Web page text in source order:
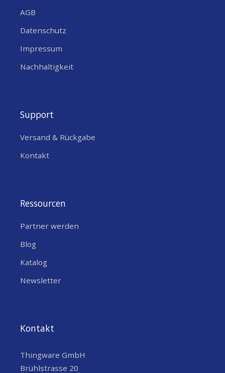
AGB
Datenschutz
Impressum
Nachhaltigkeit
Support
Versand & Rückgabe
Kontakt
Ressourcen
Partner werden
Blog
Katalog
Newsletter
Kontakt
Thingware GmbH
Brühlstrasse 20